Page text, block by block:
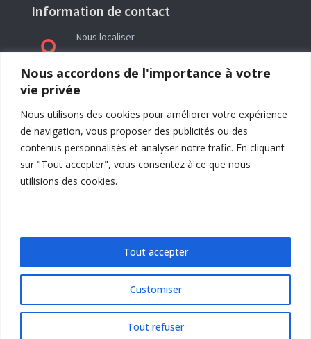
Nous accordons de l'importance à votre
vie privée
Nous utilisons des cookies pour améliorer votre expérience
de navigation, vous proposer des publicités ou des
contenus personnalisés et analyser notre trafic. En cliquant
sur "Tout accepter", vous consentez à ce que nous
utilisions des cookies.
Customiser
Tout refuser
Tout accepter
Information de contact

Nous localiser
Le siège social de l’association La Réveillée se
trouve en Ariège (09) à l’adresse : Rieutailhol –
09290 Gabre
10 + 13= Envoi